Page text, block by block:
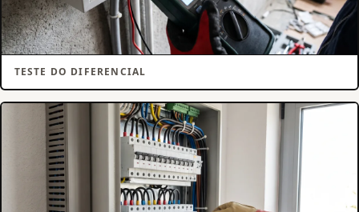
TESTE DO DIFERENCIAL